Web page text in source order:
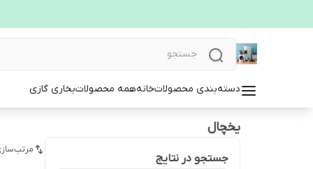
دسته‌بندی محصولاتخانههمه محصولاتبخاری گازی
یخچال
جستجو در نتایج